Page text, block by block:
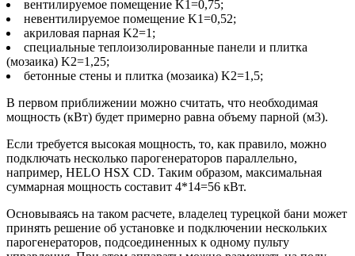
вентилируемое помещение K1=0,75;
невентилируемое помещение K1=0,52;
акриловая парная K2=1;
специальные теплоизолированные панели и плитка
(мозаика) K2=1,25;
бетонные стены и плитка (мозаика) K2=1,5;
В первом приближении можно считать, что необходимая
мощность (кВт) будет примерно равна объему парной (м3).
Если требуется высокая мощность, то, как правило, можно
подключать несколько парогенераторов параллельно,
например, HELO HSX CD. Таким образом, максимальная
суммарная мощность составит 4*14=56 кВт.
Основываясь на таком расчете, владелец турецкой бани может
принять решение об установке и подключении нескольких
парогенераторов, подсоединенных к одному пульту